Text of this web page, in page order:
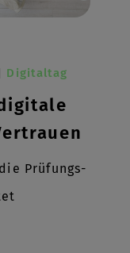
Digitaltag
Prüfungs-